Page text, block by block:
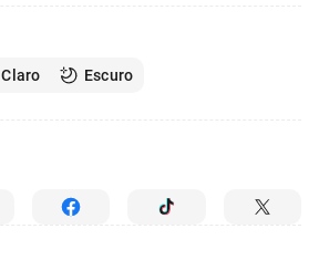
Claro Escuro